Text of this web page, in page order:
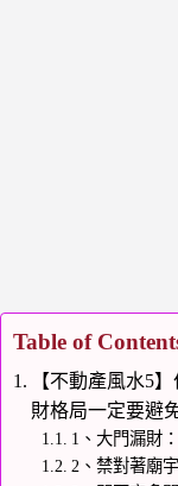
Table of
【不動產風水5
財格局一定要避
1、大門漏財
2、禁對著廟宇